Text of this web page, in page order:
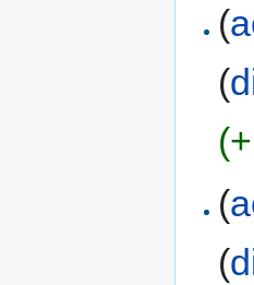
(
(
(
(